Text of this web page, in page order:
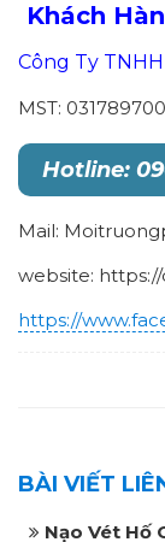
Khách
Công Ty
MST:
Hotline:
Mail:
website:
https://
BÀI VIẾT
Nạo Vét Hố